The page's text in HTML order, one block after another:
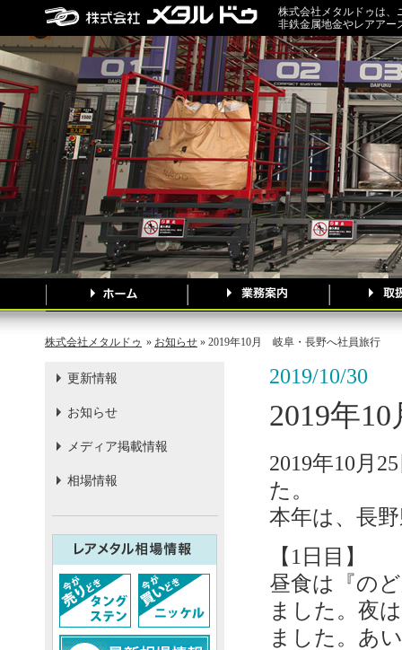
株式会社メタルドゥは、
非鉄金属地金やレアアー
株式会社メタルドゥ » お知らせ » 2019年10月 岐阜・長野へ社員旅行
更新情報
お知らせ
メディア掲載情報
相場情報
2019/10/30
2019年
2019年10月
た。
本年は、長
【1日目】
昼食は『の
ました。夜
ました。あ